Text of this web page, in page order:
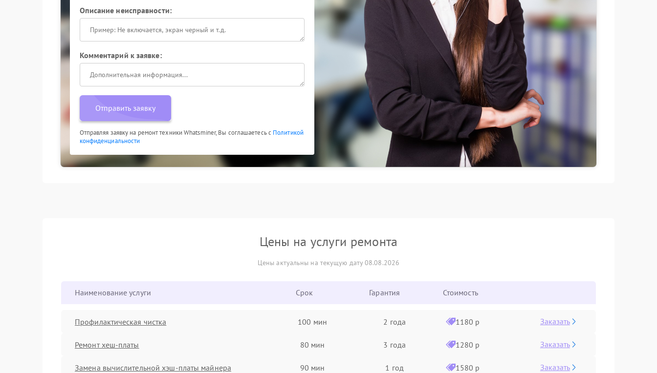
Описание неисправности:
Комментарий к заявке:
Отправить заявку
Отправляя заявку на ремонт техники Whatsminer, Вы соглашаетесь с Политикой
конфиденциальности
Цены на услуги ремонта
Цены актуальны на текущую дату 08.08.2026
Наименование услуги Срок Гарантия Стоимость
Профилактическая чистка 100 мин 2 года 1180 р Заказать
Ремонт хеш-платы 80 мин 3 года 1280 р Заказать
Замена вычислительной хэш-платы майнера 90 мин 1 год 1580 р Заказать